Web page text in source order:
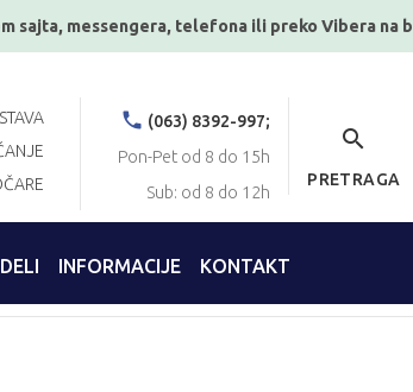
sajta, messengera, telefona ili preko Vibera na
PRETRAGA
(063) 8392-997;
Pon-Pet od 8 do 15h
Sub: od 8 do 12h
INFORMACIJE KONTAKT